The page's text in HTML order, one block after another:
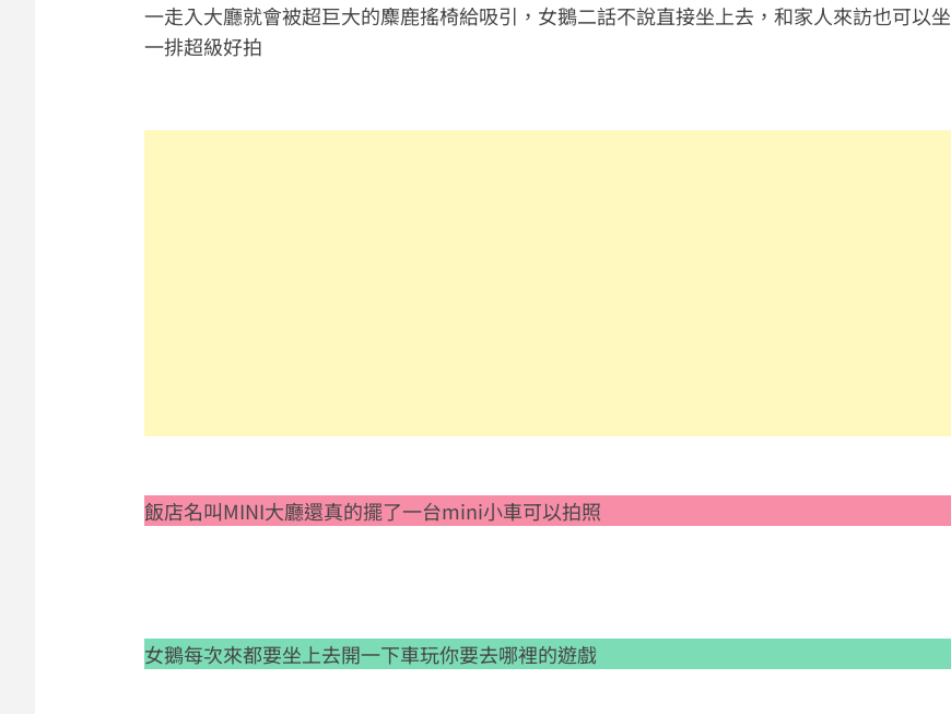
一走入大廳就會被超巨大的麋鹿搖椅給吸引，女鵝二話不說直接坐上去，和家人來訪也可以坐
一排超級好拍
飯店名叫MINI大廳還真的擺了一台mini小車可以拍照
女鵝每次來都要坐上去開一下車玩你要去哪裡的遊戲